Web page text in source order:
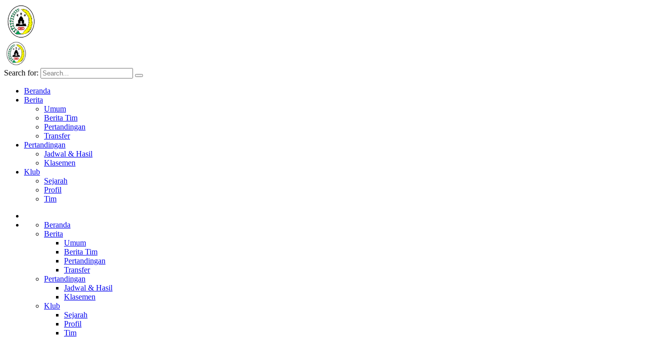
Search for:
Beranda
Berita
Umum
Berita Tim
Pertandingan
Transfer
Pertandingan
Jadwal & Hasil
Klasemen
Klub
Sejarah
Profil
Tim
Beranda
Berita
Umum
Berita Tim
Pertandingan
Transfer
Pertandingan
Jadwal & Hasil
Klasemen
Klub
Sejarah
Profil
Tim